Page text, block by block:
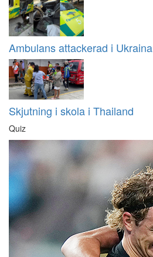
Ambulans attackerad i Ukraina
Skjutning i skola i Thailand
Quiz